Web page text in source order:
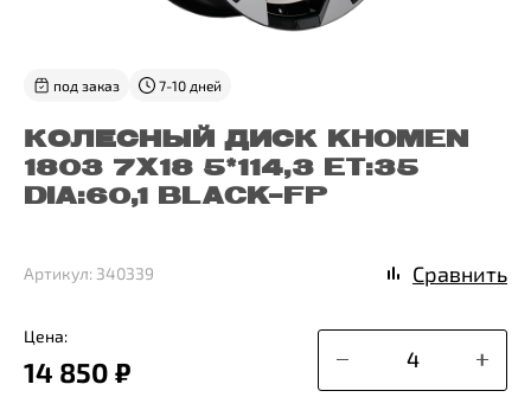
КОЛЕСНЫЙ ДИСК KHOMEN
1803 7X18 5*114,3 ET:35
DIA:60,1 BLACK-FP
под заказ 7-10 дней
Цена:
14 850 ₽
Артикул: 340339 Сравнить